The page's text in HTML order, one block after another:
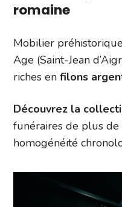
romaine
Mobilier
Age (Saint-Jean
riches en filons
Découvrez la
funéraires de plus de
homogénéité